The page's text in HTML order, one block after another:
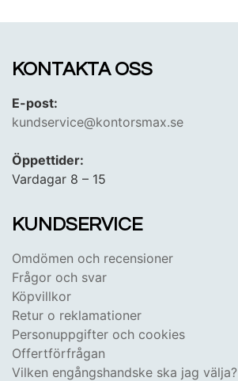
KONTAKTA OSS
E-post:
kundservice@kontorsmax.se
Öppettider:
Vardagar 8 – 15
KUNDSERVICE
Omdömen och recensioner
Frågor och svar
Köpvillkor
Retur o reklamationer
Personuppgifter och cookies
Offertförfrågan
Vilken engångshandske ska jag välja?